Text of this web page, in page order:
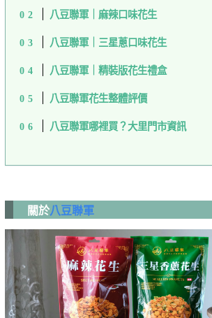
八豆聯軍｜麻辣口味花生
八豆聯軍｜三星蔥口味花生
八豆聯軍｜精裝版花生禮盒
八豆聯軍花生整體評價
八豆聯軍哪裡買？大里門市資訊
關於八豆聯軍